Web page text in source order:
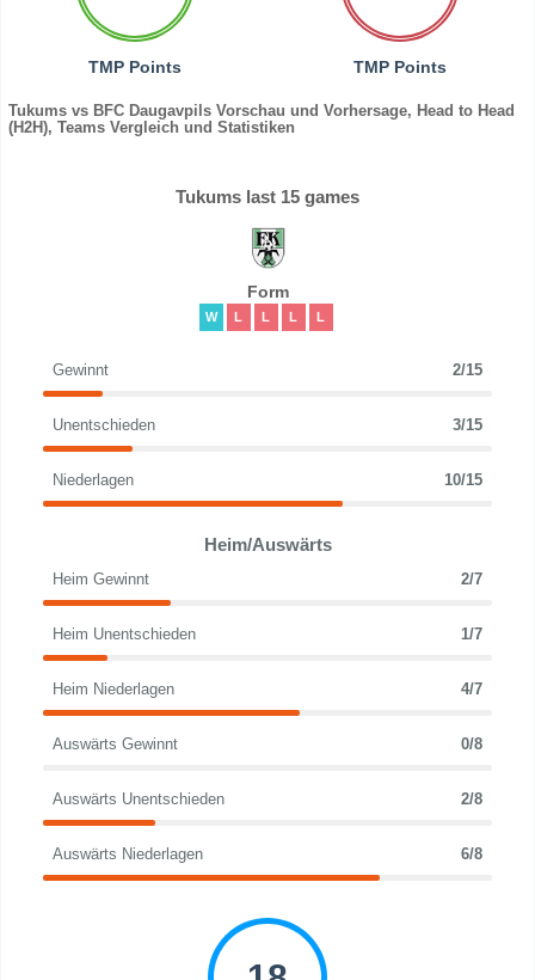
TMP Points TMP Points
Tukums vs BFC Daugavpils Vorschau und Vorhersage, Head to Head
(H2H), Teams Vergleich und Statistiken
Tukums last 15 games
Form
W L L L L
Gewinnt 2/15
Unentschieden 3/15
Niederlagen 10/15
Heim/Auswärts
Heim Gewinnt 2/7
Heim Unentschieden 1/7
Heim Niederlagen 4/7
Auswärts Gewinnt 0/8
Auswärts Unentschieden 2/8
Auswärts Niederlagen 6/8